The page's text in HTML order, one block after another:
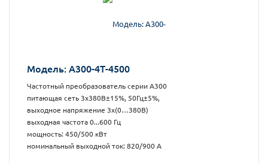
Модель: А300-4Т-4500
Частотный преобразователь серии А300
питающая сеть 3х380В±15%, 50Гц±5%,
выходное напряжение 3х(0…380В)
выходная частота 0...600 Гц
мощность: 450/500 кВт
номинальный выходной ток: 820/900 А